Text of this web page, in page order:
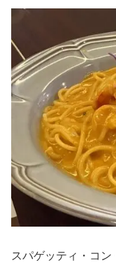
スパゲッティ・コ